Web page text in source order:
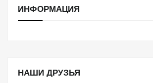
ИНФОРМАЦИЯ
НАШИ ДРУЗЬЯ